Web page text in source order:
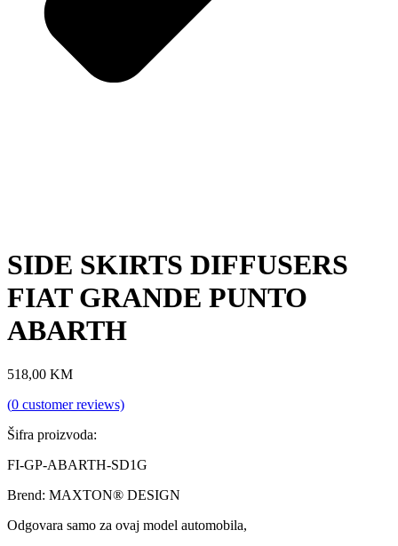
SIDE SKIRTS DIFFUSERS
FIAT GRANDE PUNTO
ABARTH
518,00 KM
(0 customer reviews)
Šifra proizvoda:
FI-GP-ABARTH-SD1G
Brend: MAXTON® DESIGN
Odgovara samo za ovaj model automobila,